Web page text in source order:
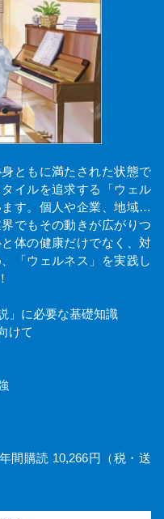
ともに満たされた状態で
イルを追求する「ウェル
す。個人や企業、地域…
でもその動きが広がりつ
体の健康だけでなく、対
「ウェルネス」を実践し
」に必要な基礎知識
けて
間購読 10,266円（税・送